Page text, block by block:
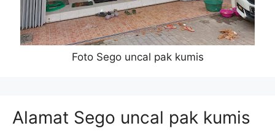
Foto Sego uncal pak kumis
Alamat Sego uncal pak kumis